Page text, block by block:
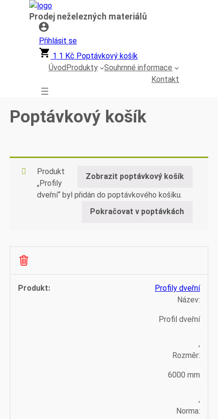
Přeskočit
Prodej neželezných materiálů
Přihlásit se
1 1 Kč Poptávkový košík
ÚvodProdukty
Souhrnné informace
Kontakt
Poptávkový košík
Zobrazit poptávkový košík
Produkt
„Profily
dveřní“ byl přidán do poptávkového košíku.
Pokračovat v poptávkách
Profily dveřní
Název:
Profil dveřní
,
Rozměr:
6000 mm
,
Norma: